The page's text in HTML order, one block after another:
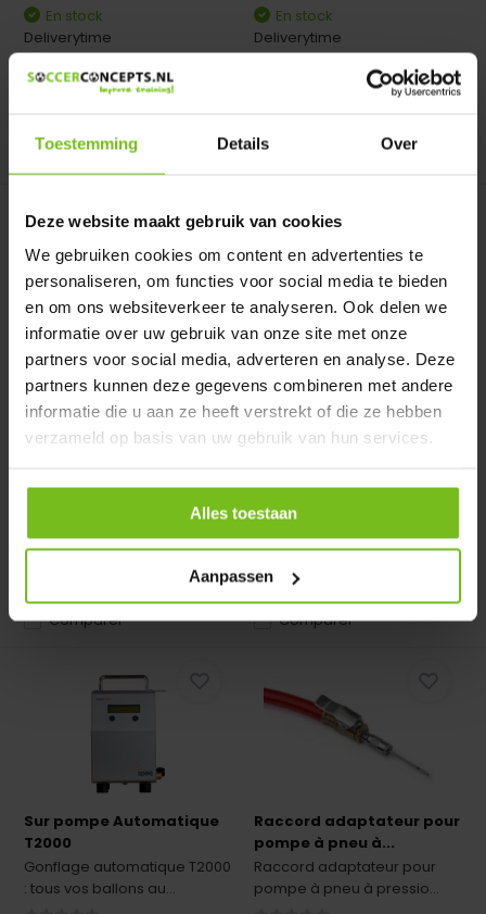
Toestemming Details Over
Deze website maakt gebruik van cookies
We gebruiken cookies om content en advertenties te
personaliseren, om functies voor social media te bieden
en om ons websiteverkeer te analyseren. Ook delen we
informatie over uw gebruik van onze site met onze
partners voor social media, adverteren en analyse. Deze
partners kunnen deze gegevens combineren met andere
informatie die u aan ze heeft verstrekt of die ze hebben
verzameld op basis van uw gebruik van hun services.
Alles toestaan
Aanpassen
Comparer
En stock
Deliverytime
En stock
Deliverytime
Balcompressor
Professionnel Plus - Copy
Balcompressor
Comparer
Balcompressor
Professionnel Plus
Balcompressor
Comparer
Sur pompe Automatique
T2000
Gonflage automatique T2000
: tous vos ballons au...
Raccord adaptateur pour
pompe à pneu à...
Raccord adaptateur pour
pompe à pneu à pressio...